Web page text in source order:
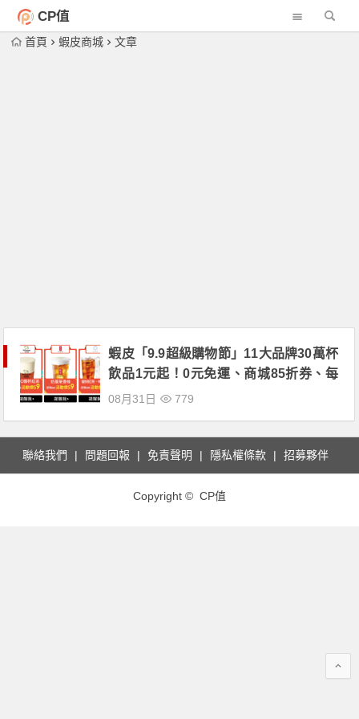
CP值
首頁 蝦皮商城 文章
蝦皮「9.9超級購物節」11大品牌30萬杯
飲品1元起！0元免運、商城85折券、每
天三時段9元商品限量搶購！
08月31日 779
聯絡我們 問題回報 免責聲明 隱私權條款 招募夥伴
Copyright © CP值